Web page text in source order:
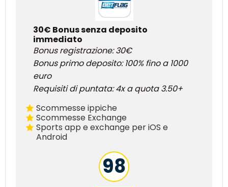
30€ Bonus senza deposito
immediato
Bonus registrazione: 30€
Bonus primo deposito: 100% fino a 1000
euro
Requisiti di puntata: 4x a quota 3.50+
Scommesse ippiche
Scommesse Exchange
Sports app e exchange per iOS e
Android
98